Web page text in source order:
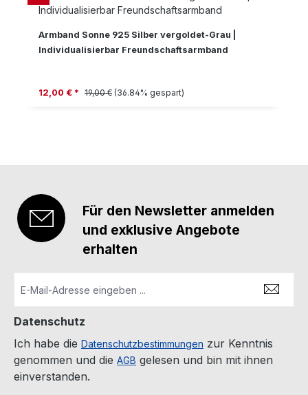
Armband Sonne 925 Silber vergoldet-Grau |
Individualisierbar Freundschaftsarmband
Verkaufspreis:
12,00 € * Regulärer Preis:
19,00 € (36.84% gespart)
Für den Newsletter anmelden
und exklusive Angebote
erhalten
Datenschutz
Ich habe die Datenschutzbestimmungen zur Kenntnis
genommen und die AGB gelesen und bin mit ihnen
einverstanden.